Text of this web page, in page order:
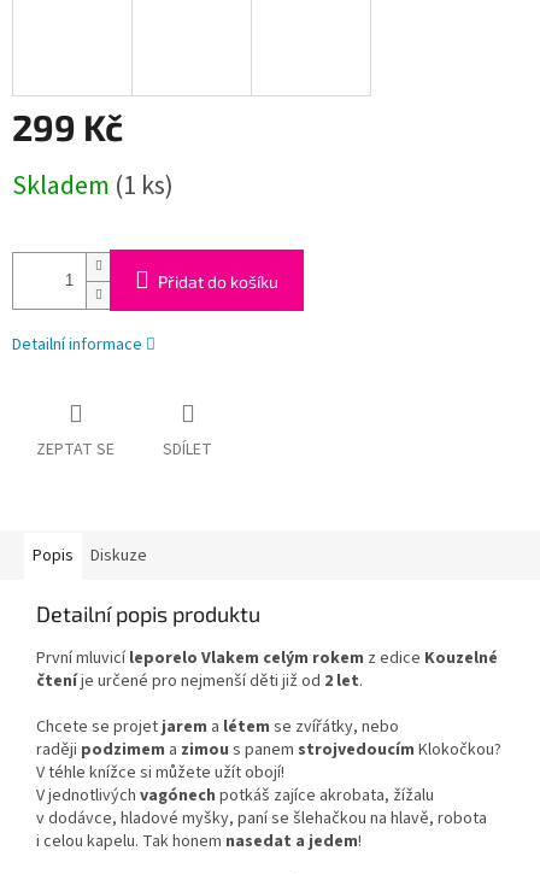
299 Kč
cena:
Skladem (1 ks)
Přidat do košíku
Detailní informace
ZEPTAT SE SDÍLET
Popis Diskuze
Detailní popis produktu
První mluvicí leporelo Vlakem celým rokem z edice Kouzelné
čteníje určené pro nejmenší děti již od 2 let.
Chcete se projetjarem a létem se zvířátky, nebo
raději podzimem a zimou s panem strojvedoucím Klokočkou?
V téhle knížce si můžete užít obojí!
V jednotlivých vagónech potkáš zajíce akrobata, žížalu
v dodávce, hladové myšky, paní se šlehačkou na hlavě, robota
i celou kapelu. Tak honem nasedat a jedem!